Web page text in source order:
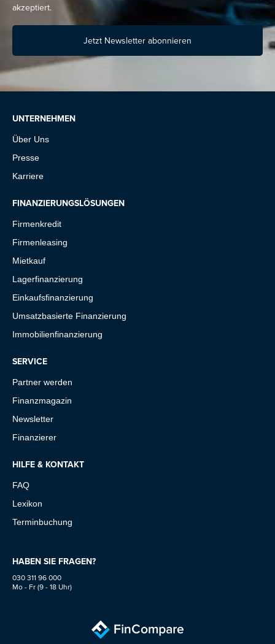
akzeptiert.
Jetzt Newsletter abonnieren
UNTERNEHMEN
Über Uns
Presse
Karriere
FINANZIERUNGSLÖSUNGEN
Firmenkredit
Firmenleasing
Mietkauf
Lagerfinanzierung
Einkaufsfinanzierung
Umsatzbasierte Finanzierung
Immobilienfinanzierung
SERVICE
Partner werden
Finanzmagazin
Newsletter
Finanzierer
HILFE & KONTAKT
FAQ
Lexikon
Terminbuchung
HABEN SIE FRAGEN?
030 311 96 000
Mo - Fr (9 - 18 Uhr)